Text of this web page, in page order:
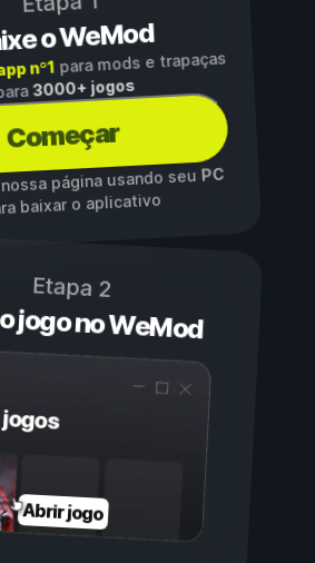
o WeMod
nº1para mods e trapaças
3000+ jogos
Começar
página usando seuPC
baixar o aplicativo
Etapa 2
jogo no WeMod
Abrir jogo